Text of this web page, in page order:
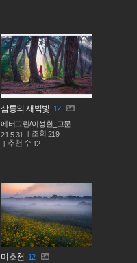
삼릉의 새벽빛 12
에버그린/이성환_고문
21.5.31
조회 219
추천 수 12
미호천
12